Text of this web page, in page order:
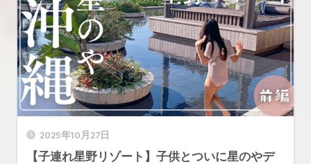
2025年10月27日
【子連れ星野リゾート】子供とついに星のやデ